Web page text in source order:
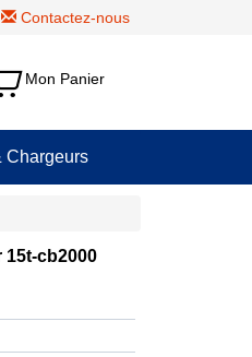
Contactez-nous
Mon Panier
Chargeurs
15t-cb2000